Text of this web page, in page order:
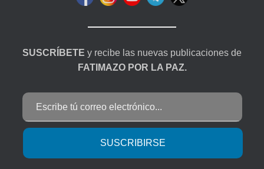
SUSCRÍBETE y recibe las nuevas publicaciones de
FATIMAZO POR LA PAZ.
SUSCRIBIRSE